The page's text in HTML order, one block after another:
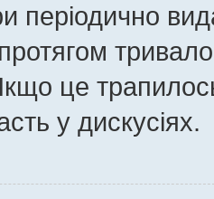
періодично
це
у дискусіях.